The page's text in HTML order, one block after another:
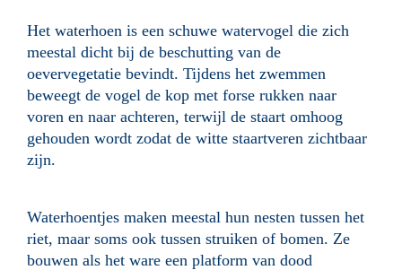
Het waterhoen is een schuwe watervogel die zich
meestal dicht bij de beschutting van de
oevervegetatie bevindt. Tijdens het zwemmen
beweegt de vogel de kop met forse rukken naar
voren en naar achteren, terwijl de staart omhoog
gehouden wordt zodat de witte staartveren zichtbaar
zijn.
Waterhoentjes maken meestal hun nesten tussen het
riet, maar soms ook tussen struiken of bomen. Ze
bouwen als het ware een platform van dood